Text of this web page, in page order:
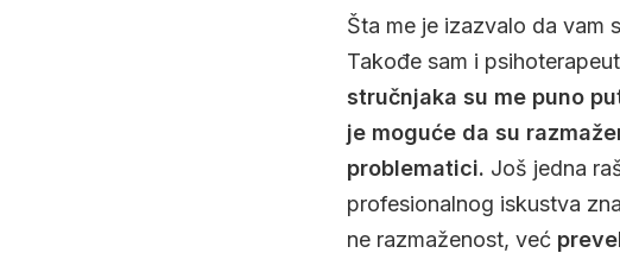
Šta me je izazvalo da vam
Takođe sam i
stručnjaka su me puno
je moguće da su
problematici. Još jedna
profesionalnog iskustva
ne razmaženost, već